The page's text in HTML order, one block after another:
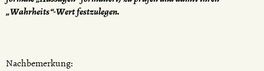
„Wahrheits“-Wert festzulegen.
Nachbemerkung: